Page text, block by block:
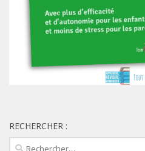
RECHERCHER :
Rechercher :